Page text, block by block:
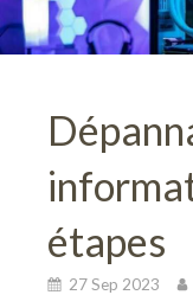
étapes
27 Sep 2023